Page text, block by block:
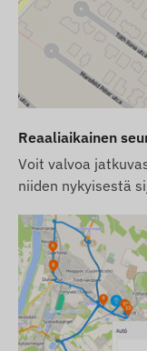
Reaaliaikainen
Voit valvoa
niiden nykyisestä